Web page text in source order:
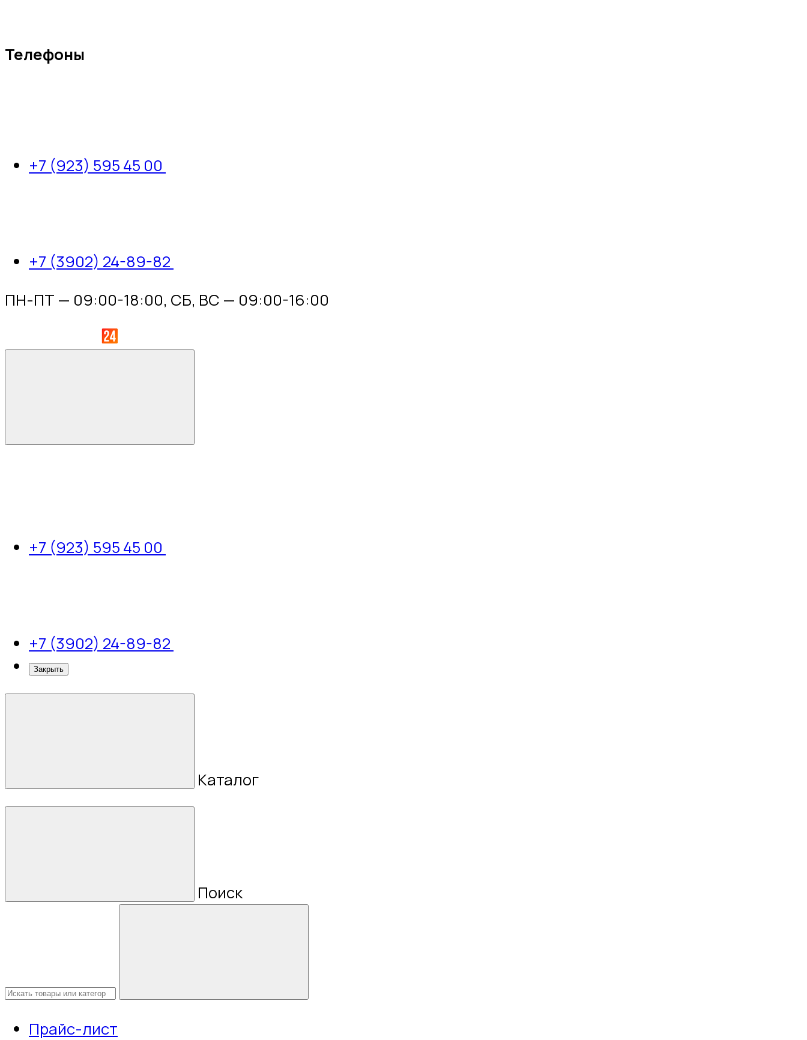
Телефоны
+7 (923) 595 45 00
+7 (3902) 24-89-82
ПН-ПТ — 09:00-18:00, СБ, ВС — 09:00-16:00
+7 (923) 595 45 00
+7 (3902) 24-89-82
Закрыть
Каталог
Поиск
Прайс-лист